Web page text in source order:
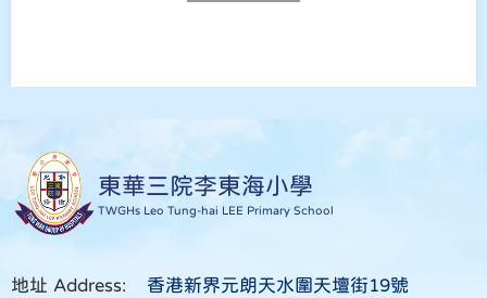
東華三院李東海小學
TWGHs Leo Tung-hai LEE Primary School
地址 Address: 香港新界元朗天水圍天壇街19號